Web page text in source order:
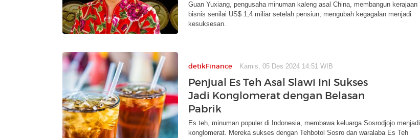
Guan Yuxiang, pengusaha minuman kaleng asal China, membangun kerajaan
bisnis senilai US$ 1,4 miliar setelah pensiun, mengubah kegagalan menjadi
kesuksesan.
detikFinance Kamis, 05 Des 2024 14:51 WIB
Penjual Es Teh Asal Slawi Ini Sukses
Jadi Konglomerat dengan Belasan
Pabrik
Es teh, minuman populer di Indonesia, membawa keluarga Sosrodjojo menjadi
konglomerat. Mereka sukses dengan Tehbotol Sosro dan waralaba Es Teh